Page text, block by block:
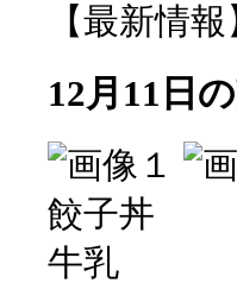
【最新情
12月11日
餃子丼
牛乳